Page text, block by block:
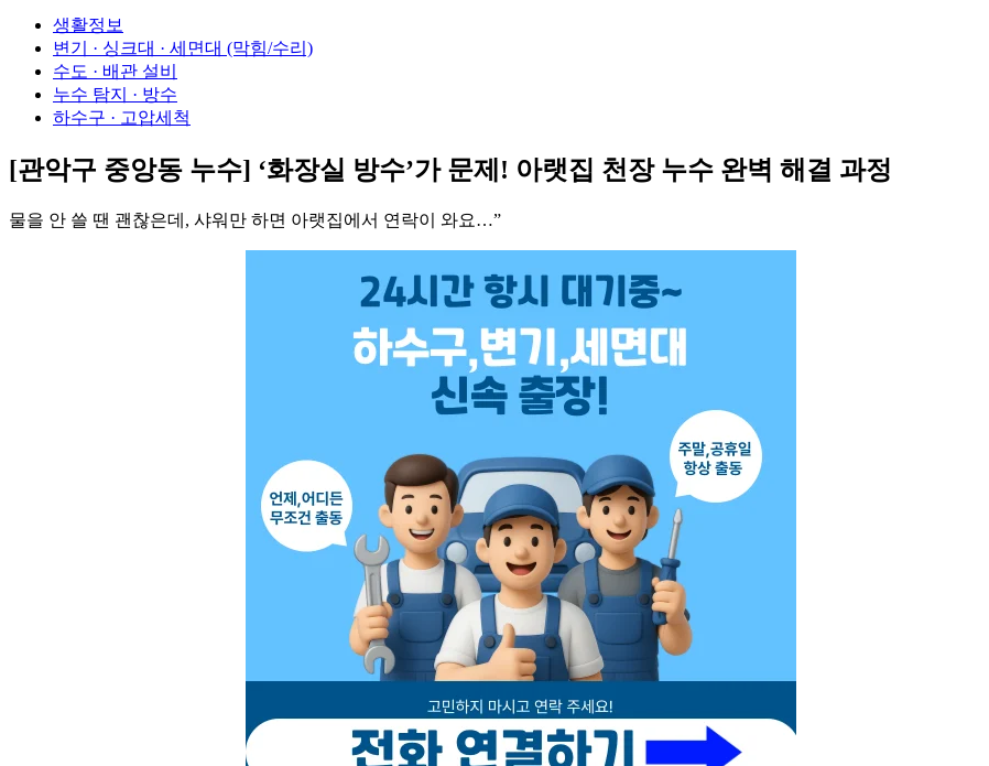
생활정보
변기 · 싱크대 · 세면대 (막힘/수리)
수도 · 배관 설비
누수 탐지 · 방수
하수구 · 고압세척
[관악구 중앙동 누수] ‘화장실 방수’가 문제! 아랫집 천장 누수 완벽 해결 과정
물을 안 쓸 땐 괜찮은데, 샤워만 하면 아랫집에서 연락이 와요…”